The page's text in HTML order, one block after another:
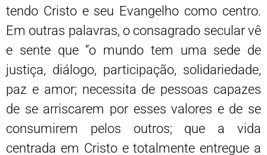
tendo Cristo e seu Evangelho como centro.
Em outras palavras, o consagrado secular vê
e sente que “o mundo tem uma sede de
justiça, diálogo, participação, solidariedade,
paz e amor; necessita de pessoas capazes
de se arriscarem por esses valores e de se
consumirem pelos outros; que a vida
centrada em Cristo e totalmente entregue a